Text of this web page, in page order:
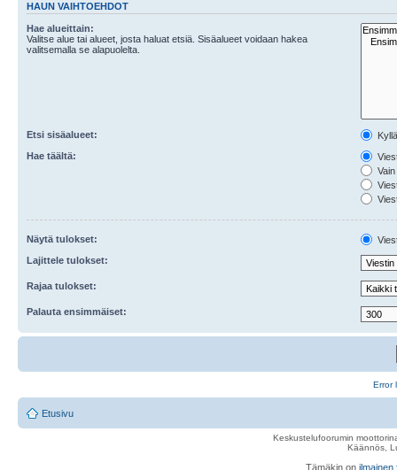
HAUN VAIHTOEHDOT
Hae alueittain:
Valitse alue tai alueet, josta haluat etsiä. Sisäalueet voidaan hakea
valitsemalla se alapuolelta.
Etsi sisäalueet:
Hae täältä:
Näytä tulokset:
Lajittele tulokset:
Rajaa tulokset:
Palauta ensimmäiset:
Error
Etusivu
Keskustelufoorumin
Käännös,
Tämäkin on ilmainen